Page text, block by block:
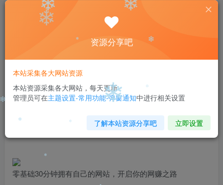
此内容为付费阅读，请付费后查看
黄金会员免费 钻石会员
您暂无购买权限，请先开通会员
开通会员
付费阅读
零基础30分钟拥有自己的网站，开启你的网赚之路
资源分享吧
本站采集各大网站资源
本站资源采集各大网站，每天更新
管理员可在主题设置-常用功能-弹窗通知中进行相关设置
了解本站资源分享吧 立即设置
❄
❄
❄
❄
❄
❄ ❄
❄